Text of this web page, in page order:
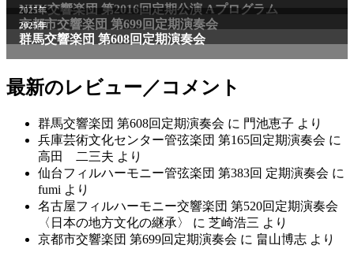
NHK交響楽団 第2016回定期公演 Aプログラム
2025年
京都市交響楽団 第699回定期演奏会
2025年
群馬交響楽団 第608回定期演奏会
最新のレビュー／コメント
群馬交響楽団 第608回定期演奏会 に 門池恵子 より
兵庫芸術文化センター管弦楽団 第165回定期演奏会 に
高田 二三夫 より
仙台フィルハーモニー管弦楽団 第383回 定期演奏会 に
fumi より
名古屋フィルハーモニー交響楽団 第520回定期演奏会
〈日本の地方文化の継承〉
に 芝崎浩三 より
京都市交響楽団 第699回定期演奏会 に 畠山博志 より